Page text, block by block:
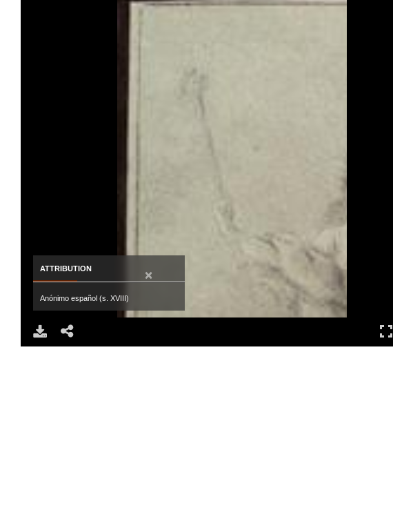
ATTRIBUTION ×
Anónimo español (s. XVIII)
DOWNLOAD